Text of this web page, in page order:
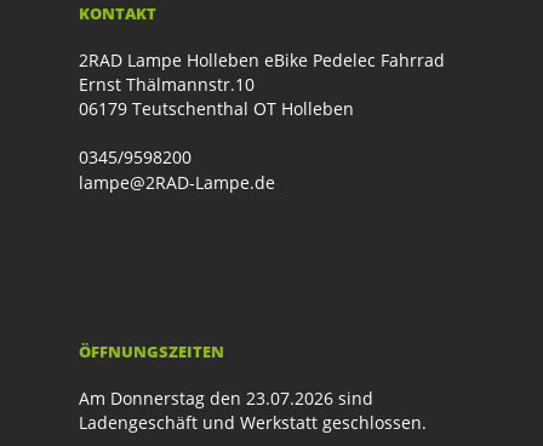
KONTAKT
2RAD Lampe Holleben eBike Pedelec Fahrrad
Ernst Thälmannstr.10
06179 Teutschenthal OT Holleben
0345/9598200
lampe@2RAD-Lampe.de
ÖFFNUNGSZEITEN
Am Donnerstag den 23.07.2026 sind
Ladengeschäft und Werkstatt geschlossen.